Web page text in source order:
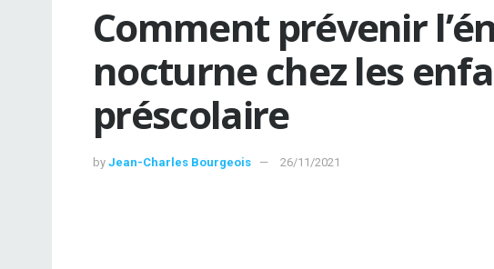
Comment prévenir
nocturne chez les
préscolaire
by Jean-Charles Bourgeois 26/11/2021